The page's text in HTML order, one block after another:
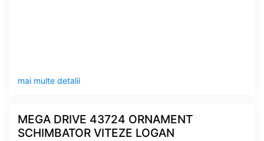
mai multe detalii
MEGA DRIVE 43724 ORNAMENT
SCHIMBATOR VITEZE LOGAN